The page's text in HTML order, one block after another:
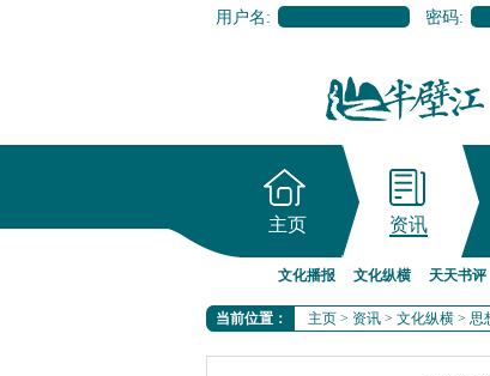
用户名: 密码:
主页 资讯
文化播报 文化纵横 天天书评
当前位置： 主页 > 资讯 > 文化纵横 > 思